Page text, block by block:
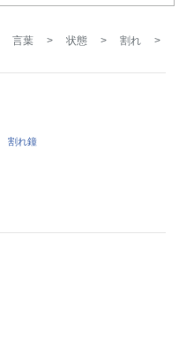
言葉 > 状態 > 割れ
>
割れ鐘